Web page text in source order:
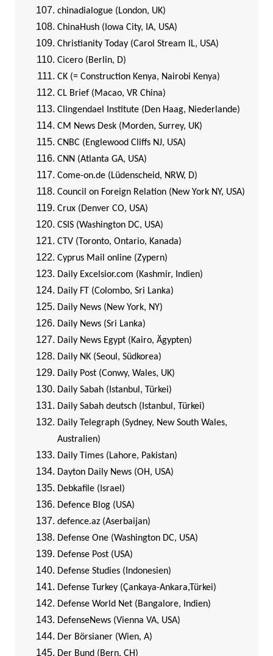
chinadialogue (London, UK)
ChinaHush (Iowa City, IA, USA)
Christianity Today (Carol Stream IL, USA)
Cicero (Berlin, D)
CK (= Construction Kenya, Nairobi Kenya)
CL Brief (Macao, VR China)
Clingendael Institute (Den Haag, Niederlande)
CM News Desk (Morden, Surrey, UK)
CNBC (Englewood Cliffs NJ, USA)
CNN (Atlanta GA, USA)
Come-on.de (Lüdenscheid, NRW, D)
Council on Foreign Relation (New York NY, USA)
Crux (Denver CO, USA)
CSIS (Washington DC, USA)
CTV (Toronto, Ontario, Kanada)
Cyprus Mail online (Zypern)
Daily Excelsior.com (Kashmir, Indien)
Daily FT (Colombo, Sri Lanka)
Daily News (New York, NY)
Daily News (Sri Lanka)
Daily News Egypt (Kairo, Ägypten)
Daily NK (Seoul, Südkorea)
Daily Post (Conwy, Wales, UK)
Daily Sabah (Istanbul, Türkei)
Daily Sabah deutsch (Istanbul, Türkei)
Daily Telegraph (Sydney, New South Wales,
Australien)
Daily Times (Lahore, Pakistan)
Dayton Daily News (OH, USA)
Debkafile (Israel)
Defence Blog (USA)
defence.az (Aserbaijan)
Defense One (Washington DC, USA)
Defense Post (USA)
Defense Studies (Indonesien)
Defense Turkey (Çankaya-Ankara,Türkei)
Defense World Net (Bangalore, Indien)
DefenseNews (Vienna VA, USA)
Der Börsianer (Wien, A)
Der Bund (Bern, CH)